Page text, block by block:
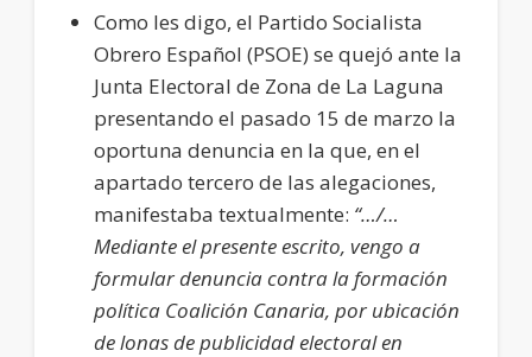
Como les digo, el Partido Socialista
Obrero Español (PSOE) se quejó ante la
Junta Electoral de Zona de La Laguna
presentando el pasado 15 de marzo la
oportuna denuncia en la que, en el
apartado tercero de las alegaciones,
manifestaba textualmente: “…/…
Mediante el presente escrito, vengo a
formular denuncia contra la formación
política Coalición Canaria, por ubicación
de lonas de publicidad electoral en